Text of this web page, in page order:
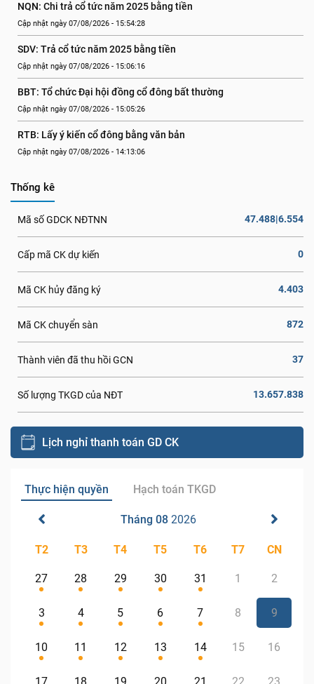
NQN: Chi trả cổ tức năm 2025 bằng tiền
Cập nhật ngày 07/08/2026 - 15:54:28
SDV: Trả cổ tức năm 2025 bằng tiền
Cập nhật ngày 07/08/2026 - 15:06:16
BBT: Tổ chức Đại hội đồng cổ đông bất thường
Cập nhật ngày 07/08/2026 - 15:05:26
RTB: Lấy ý kiến cổ đông bằng văn bản
Cập nhật ngày 07/08/2026 - 14:13:06
Thống kê
Mã số GDCK NĐTNN 47.488|6.554
Cấp mã CK dự kiến 0
Mã CK hủy đăng ký 4.403
Mã CK chuyển sàn 872
Thành viên đã thu hồi GCN 37
Số lượng TKGD của NĐT 13.657.838
Lịch nghỉ thanh toán GD CK
Thực hiện quyền Hạch toán TKGD
Tháng 08 2026
T2 T3 T4 T5 T6 T7 CN
27 28 29 30 31 1 2
3 4 5 6 7 8 9
10 11 12 13 14 15 16